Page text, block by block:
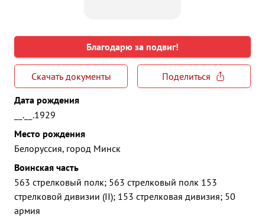
Благодарю за подвиг!
Скачать документы
Поделиться
Дата рождения
__.__.1929
Место рождения
Белоруссия, город Минск
Воинская часть
563 стрелковый полк; 563 стрелковый полк 153
стрелковой дивизии (II); 153 стрелковая дивизия; 50
армия